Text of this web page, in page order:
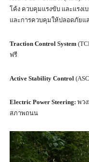
โค้ง ควบคุมแรงขับ และแรงเ
และการควบคุมให้ปลอดภัยแ
Traction Control System
ฟรี
Active Stability Control
Electric Power Steering: พว
สภาพถนน